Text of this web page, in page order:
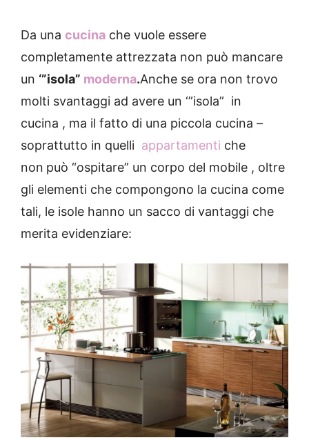
Da una cucina che vuole essere
completamente attrezzata non può mancare
un ‘”isola” moderna.Anche se ora non trovo
molti svantaggi ad avere un ‘”isola” in
cucina , ma il fatto di una piccola cucina –
soprattutto in quelli appartamenti che
non può “ospitare” un corpo del mobile , oltre
gli elementi che compongono la cucina come
tali, le isole hanno un sacco di vantaggi che
merita evidenziare: